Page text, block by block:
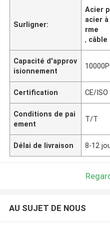
Surligner:
Acier
acier
rme
, câble
Capacité d'approv
isionnement
Certification CE/ISO
Conditions de pai
ement
T/T
Délai de livraison 8-12
AU SUJET DE NOUS